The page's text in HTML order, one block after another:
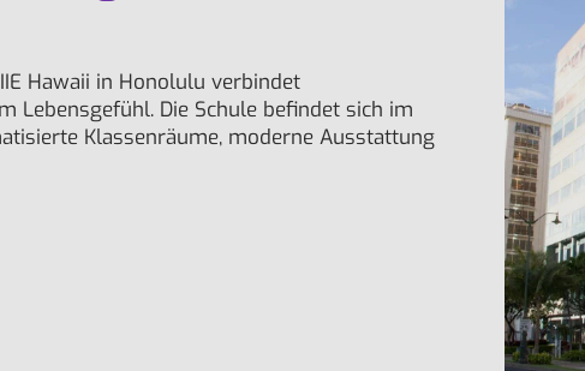
Hawaii in Honolulu verbindet
Lebensgefühl. Die Schule befindet sich im
Klassenräume, moderne Ausstattung